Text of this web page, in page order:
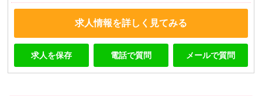
求人情報を詳しく見てみる
求人を保存 電話で質問 メールで質問